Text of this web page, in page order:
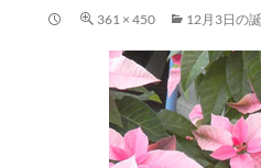
361 × 450 12月3日の